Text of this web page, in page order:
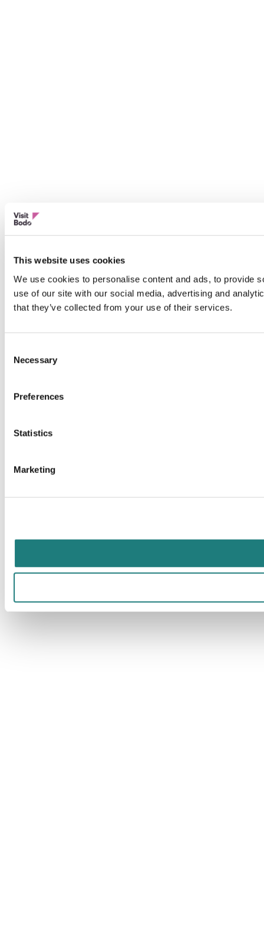
This website uses cookies
We use cookies to personalise content and ads, to provide
use of our site with our social media, advertising and
that they’ve collected from your use of their services.
Selection
Necessary
Preferences
Statistics
Marketing